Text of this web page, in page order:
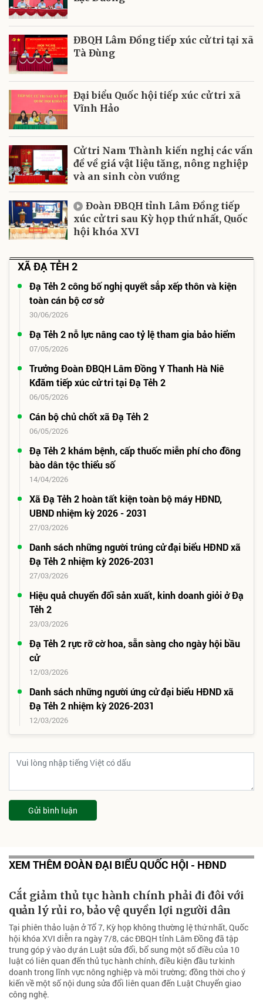
ĐBQH Lâm Đồng tiếp xúc cử tri tại xã
Tà Đùng
Đại biểu Quốc hội tiếp xúc cử tri xã
Vĩnh Hảo
Cử tri Nam Thành kiến nghị các vấn
đề về giá vật liệu tăng, nông nghiệp
và an sinh còn vướng
Đoàn ĐBQH tỉnh Lâm Đồng tiếp
xúc cử tri sau Kỳ họp thứ nhất, Quốc
hội khóa XVI
XÃ ĐẠ TẺH 2
Đạ Tẻh 2 công bố nghị quyết sắp xếp thôn và kiện
toàn cán bộ cơ sở
30/06/2026
Đạ Tẻh 2 nỗ lực nâng cao tỷ lệ tham gia bảo hiểm
07/05/2026
Trưởng Đoàn ĐBQH Lâm Đồng Y Thanh Hà Niê
Kđăm tiếp xúc cử tri tại Đạ Tẻh 2
06/05/2026
Cán bộ chủ chốt xã Đạ Tẻh 2
06/05/2026
Đạ Tẻh 2 khám bệnh, cấp thuốc miễn phí cho đồng
bào dân tộc thiểu số
14/04/2026
Xã Đạ Tẻh 2 hoàn tất kiện toàn bộ máy HĐND,
UBND nhiệm kỳ 2026 - 2031
27/03/2026
Danh sách những người trúng cử đại biểu HĐND xã
Đạ Tẻh 2 nhiệm kỳ 2026-2031
27/03/2026
Hiệu quả chuyển đổi sản xuất, kinh doanh giỏi ở Đạ
Tẻh 2
23/03/2026
Đạ Tẻh 2 rực rỡ cờ hoa, sẵn sàng cho ngày hội bầu
cử
12/03/2026
Danh sách những người ứng cử đại biểu HĐND xã
Đạ Tẻh 2 nhiệm kỳ 2026-2031
12/03/2026
Gửi bình luận
XEM THÊM ĐOÀN ĐẠI BIỂU QUỐC HỘI - HĐND
Cắt giảm thủ tục hành chính phải đi đôi với
quản lý rủi ro, bảo vệ quyền lợi người dân
Tại phiên thảo luận ở Tổ 7, Kỳ họp không thường lệ thứ nhất, Quốc
hội khóa XVI diễn ra ngày 7/8, các ĐBQH tỉnh Lâm Đồng đã tập
trung góp ý vào dự án Luật sửa đổi, bổ sung một số điều của 10
luật có liên quan đến thủ tục hành chính, điều kiện đầu tư kinh
doanh trong lĩnh vực nông nghiệp và môi trường; đồng thời cho ý
kiến về một số nội dung sửa đổi liên quan đến Luật Chuyển giao
công nghệ.